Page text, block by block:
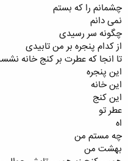
چشمانم را که بستم
نمی دانم
چگونه سر رسیدی
از کدام پنجره بر من تابیدی
تا انجا که عطرت بر کنج خانه
این پنجره
این خانه
این کنج
عطر تو
اه
چه مستم من
بهشت من